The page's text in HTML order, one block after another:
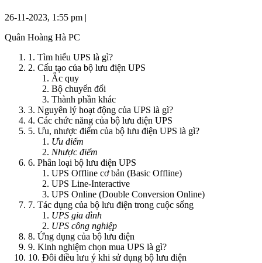
26-11-2023, 1:55 pm |
Quân Hoàng Hà PC
1. Tìm hiểu UPS là gì?
2. Cấu tạo của bộ lưu điện UPS
Ắc quy
Bộ chuyển đổi
Thành phần khác
3. Nguyên lý hoạt động của UPS là gì?
4. Các chức năng của bộ lưu điện UPS
5. Ưu, nhược điểm của bộ lưu điện UPS là gì?
Ưu điểm
Nhược điểm
6. Phân loại bộ lưu điện UPS
UPS Offline cơ bản (Basic Offline)
UPS Line-Interactive
UPS Online (Double Conversion Online)
7. Tác dụng của bộ lưu điện trong cuộc sống
UPS gia đình
UPS công nghiệp
8. Ứng dụng của bộ lưu điện
9. Kinh nghiệm chọn mua UPS là gì?
10. Đôi điều lưu ý khi sử dụng bộ lưu điện